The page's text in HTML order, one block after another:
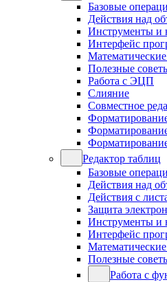
Базовые
Действия над
Инструменты и
Интерфейс
Полезные
Работа с ЭЦП
Слияние
Совместное
Редактор таблиц
Базовые
Действия над
Действия с
Защита
Инструменты и
Интерфейс
Полезные
Работа с